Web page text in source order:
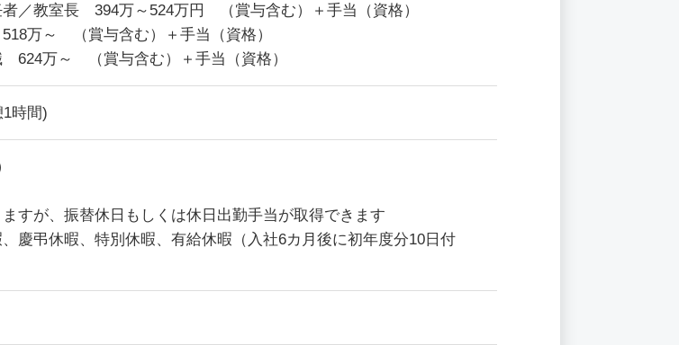
者／教室長 394万～524万円 （賞与含む）＋手当（資格）
万～ （賞与含む）＋手当（資格）
624万～ （賞与含む）＋手当（資格）
時間)
すが、振替休日もしくは休日出勤手当が取得できます
慶弔休暇、特別休暇、有給休暇（入社6カ月後に初年度分10日付